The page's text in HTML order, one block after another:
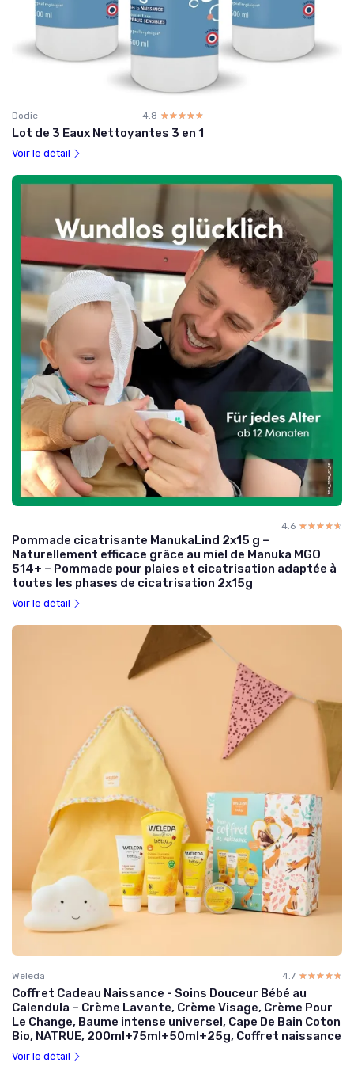
Dodie 4.8 ☆☆☆☆☆
★★★★★
Lot de 3 Eaux Nettoyantes 3 en 1
Voir le détail
4.6 ☆☆☆☆☆
★★★★★
Pommade cicatrisante ManukaLind 2x15 g –
Naturellement efficace grâce au miel de Manuka MGO
514+ – Pommade pour plaies et cicatrisation adaptée à
toutes les phases de cicatrisation 2x15g
Voir le détail
Weleda 4.7 ☆☆☆☆☆
★★★★★
Coffret Cadeau Naissance - Soins Douceur Bébé au
Calendula – Crème Lavante, Crème Visage, Crème Pour
Le Change, Baume intense universel, Cape De Bain Coton
Bio, NATRUE, 200ml+75ml+50ml+25g, Coffret naissance
Voir le détail